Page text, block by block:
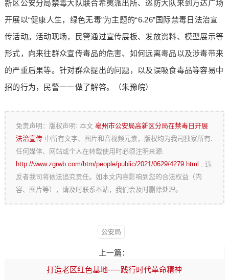
新区公安分局禁毒大队联合希夷派出所、巡防大队来到万达广场
开展以“健康人生，绿色无毒”为主题的“6.26”国际禁毒日法治宣
传活动。活动现场，民警通过宣传展板、发放资料、模型展示等
形式，向来往群众宣传毒品的危害、如何远离毒品以及涉毒带来
的严重后果等。针对群众提出的问题，以及误吸食毒品等容易中
招的行为，民警一一做了解答。（朱豫皖）
免责声明：版权声明: 本文亳州市公安局高新区分局在禁毒日开展
法治宣传 中所有文字、图片和音视频元素，版权均为我司独家所有.
任何媒体、网站或个人在转载使用时必须注明来源:
http://www.zgrwb.com/htm/people/public/2021/0629/4279.html , 违
反者我司将依法追究责任。如本文内容影响到您的合法权益（内
容、图片等），请及时联系本站，我们会及时删除处理。
公安局
上一篇：
打造老区红色基地-----践行时代革命精神